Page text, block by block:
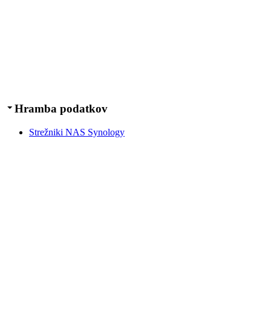
Hramba podatkov
Strežniki NAS Synology